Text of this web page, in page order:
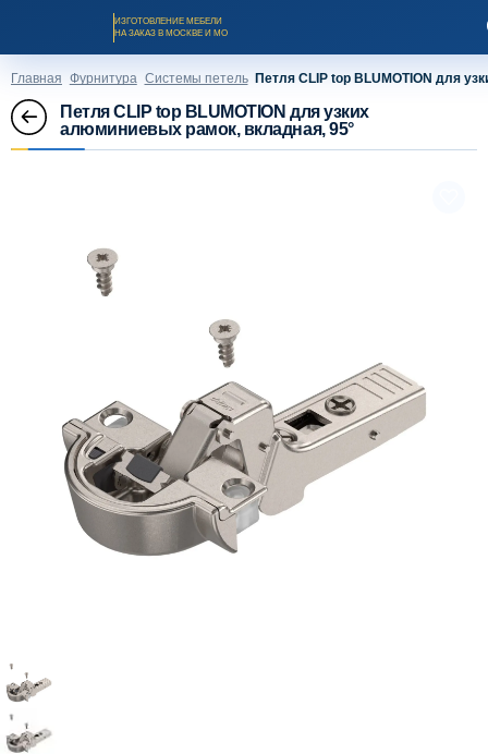
ИЗГОТОВЛЕНИЕ МЕБЕЛИ
НА ЗАКАЗ В МОСКВЕ И МО
Каталог мебели на заказ
Оплата и доставка
Рассрочка и кредит
Схема работы
Главная Фурнитура Системы петель Петля CLIP top BLUMOTION для
Петля CLIP top BLUMOTION для узких
алюминиевых рамок, вкладная, 95°